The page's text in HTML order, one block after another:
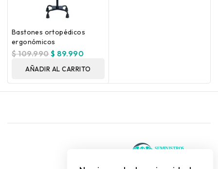
Bastones ortopédicos
ergonómicos
$109.990$ 89.990
AÑADIR AL CARRITO